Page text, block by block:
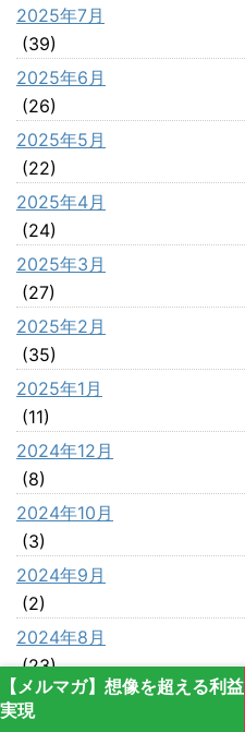
【メルマガ】想像を超える利益
実現
2025年7月
(39)
2025年6月
(26)
2025年5月
(22)
2025年4月
(24)
2025年3月
(27)
2025年2月
(35)
2025年1月
(11)
2024年12月
(8)
2024年10月
(3)
2024年9月
(2)
2024年8月
(23)
2024年7月